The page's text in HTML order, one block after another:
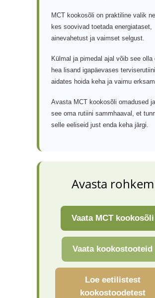
MCT kookosõli on praktiline valik
kes soovivad toetada energiataset,
ainevahetust ja vaimset selgust.
Külmal ja pimedal ajal võib see olla
hea lisand igapäevases
aidates hoida keha ja vaimu
Avasta MCT kookosõli omadused
see oma rutiini sammhaaval, et
selle eeliseid just enda keha järgi.
Avasta rohkem
Vaata MCT kookosõli
Vaata kookostooteid
Loe eetilistest
kookostoodetest